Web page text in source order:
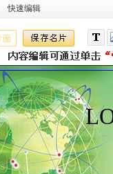
快速编辑